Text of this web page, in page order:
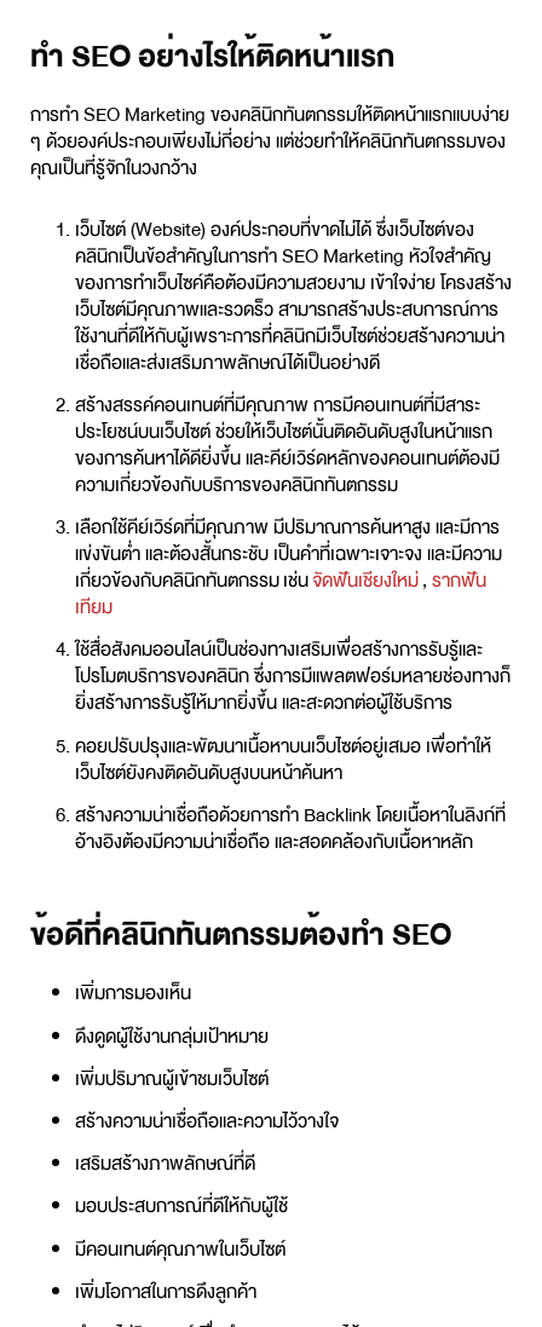
ทำ SEO อย่างไรให้ติดหน้าแรก
การทำ SEO Marketing ของคลินิกทันตกรรมให้ติดหน้าแรกแบบง่าย
ๆ ด้วยองค์ประกอบเพียงไม่กี่อย่าง แต่ช่วยทำให้คลินิกทันตกรรมของ
คุณเป็นที่รู้จักในวงกว้าง
เว็บไซต์ (Website) องค์ประกอบที่ขาดไม่ได้ ซึ่งเว็บไซต์ของ
คลินิกเป็นข้อสำคัญในการทำ SEO Marketing หัวใจสำคัญ
ของการทำเว็บไซค์คือต้องมีความสวยงาม เข้าใจง่าย โครงสร้าง
เว็บไซต์มีคุณภาพและรวดร็ว สามารถสร้างประสบการณ์การ
ใช้งานที่ดีให้กับผู้เพราะการที่คลินิกมีเว็บไซต์ช่วยสร้างความน่า
เชื่อถือและส่งเสริมภาพลักษณ์ได้เป็นอย่างดี
สร้างสรรค์คอนเทนต์ที่มีคุณภาพ การมีคอนเทนต์ที่มีสาระ
ประโยชน์บนเว็บไซต์ ช่วยให้เว็บไซต์นั้นติดอันดับสูงในหน้าแรก
ของการค้นหาได้ดียิ่งขึ้น และคีย์เวิร์ดหลักของคอนเทนต์ต้องมี
ความเกี่ยวข้องกับบริการของคลินิกทันตกรรม
เลือกใช้คีย์เวิร์ดที่มีคุณภาพ มีปริมาณการค้นหาสูง และมีการ
แข่งขันต่ำ และต้องสั้นกระชับ เป็นคำที่เฉพาะเจาะจง และมีความ
เกี่ยวข้องกับคลินิกทันตกรรมเช่นจัดฟันเชียงใหม่,รากฟัน
เทียม
ใช้สื่อสังคมออนไลน์เป็นช่องทางเสริมเพื่อสร้างการรับรู้และ
โปรโมตบริการของคลินิก ซึ่งการมีแพลตฟอร์มหลายช่องทางก็
ยิ่งสร้างการรับรู้ให้มากยิ่งขึ้น และสะดวกต่อผู้ใช้บริการ
คอยปรับปรุงและพัฒนาเนื้อหาบนเว็บไซต์อยู่เสมอ เพื่อทำให้
เว็บไซต์ยังคงติดอันดับสูงบนหน้าค้นหา
สร้างความน่าเชื่อถือด้วยการทำ Backlink โดยเนื้อหาในลิงก์ที่
อ้างอิงต้องมีความน่าเชื่อถือ และสอดคล้องกับเนื้อหาหลัก
ข้อดีที่คลินิกทันตกรรมต้องทำ SEO
เพิ่มการมองเห็น
ดึงดูดผู้ใช้งานกลุ่มเป้าหมาย
เพิ่มปริมาณผู้เข้าชมเว็บไซต์
สร้างความน่าเชื่อถือและความไว้วางใจ
เสริมสร้างภาพลักษณ์ที่ดี
มอบประสบการณ์ที่ดีให้กับผู้ใช้
มีคอนเทนต์คุณภาพในเว็บไซต์
เพิ่มโอกาสในการดึงลูกค้า